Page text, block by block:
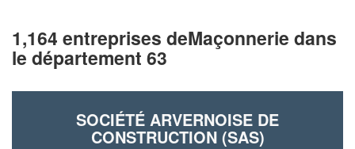
1,164 entreprises deMaçonnerie dans
le département 63
SOCIÉTÉ ARVERNOISE DE
CONSTRUCTION (SAS)